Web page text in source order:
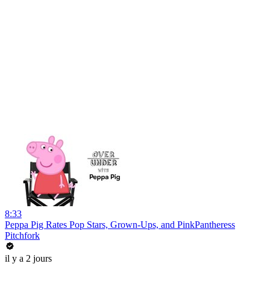
8:33
Peppa Pig Rates Pop Stars, Grown-Ups, and PinkPantheress
Pitchfork
il y a 2 jours